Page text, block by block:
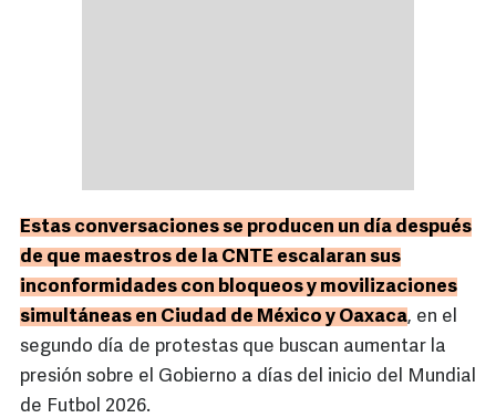
Estas conversaciones se producen un día después
de que maestros de la CNTE escalaran sus
inconformidades con bloqueos y movilizaciones
simultáneas en Ciudad de México y Oaxaca, en el
segundo día de protestas que buscan aumentar la
presión sobre el Gobierno a días del inicio del Mundial
de Futbol 2026.